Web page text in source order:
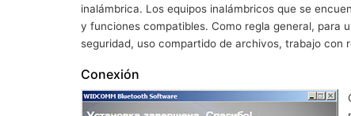
inalámbrica. Los equipos inalámbricos que se
y funciones compatibles. Como regla general, para
seguridad, uso compartido de archivos, trabajo con
Conexión